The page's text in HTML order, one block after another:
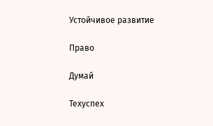
Устойчивое развитие
Право
Думай
Техуспех